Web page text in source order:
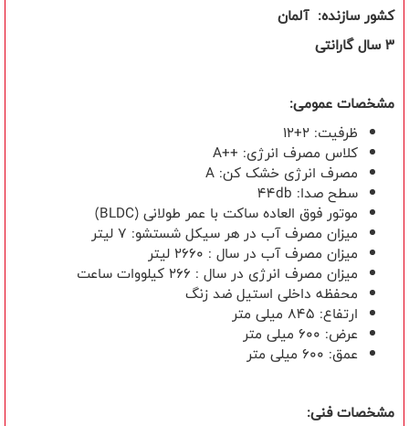
کشور سازنده: آلمان
3 سال گارانتی
مشخصات عمومی:
ظرفیت: 2+12
کلاس مصرف انرژی: A++
مصرف انرژی خشک کن: A
سطح صدا: 44db
موتور فوق العاده ساکت با عمر طولانی(BLDC)
میزان مصرف آب در هر سیکل شستشو: 7 لیتر
میزان مصرف آب در سال : 2660 لیتر
میزان مصرف انرژی در سال : 266 کیلووات ساعت
محفظه داخلی استیل ضد زنگ
ارتفاع: 845 میلی متر
عرض: 600 میلی متر
عمق: 600 میلی متر
مشخصات فنی: